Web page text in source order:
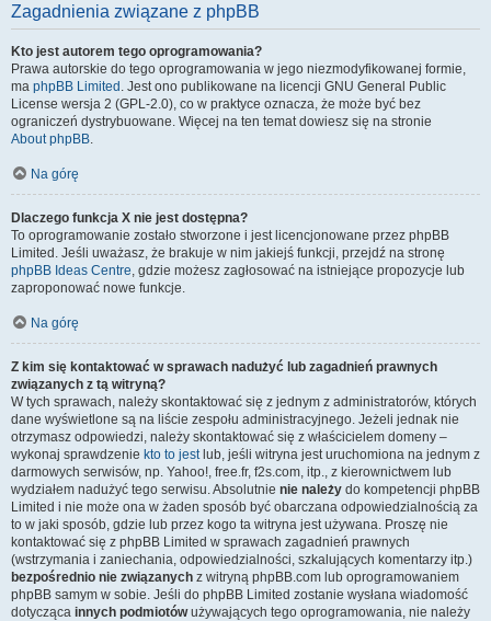
Zagadnienia związane z phpBB
Kto jest autorem tego oprogramowania?
Prawa autorskie do tego oprogramowania w jego niezmodyfikowanej formie,
ma phpBB Limited . Jest ono publikowane na licencji GNU General Public
License wersja 2 (GPL-2.0), co w praktyce oznacza, że może być bez
ograniczeń dystrybuowane. Więcej na ten temat dowiesz się na stronie
About phpBB.
Na górę
Dlaczego funkcja X nie jest dostępna?
To oprogramowanie zostało stworzone i jest licencjonowane przez phpBB
Limited. Jeśli uważasz, że brakuje w nim jakiejś funkcji, przejdź na stronę
phpBB Ideas Centre, gdzie możesz zagłosować na istniejące propozycje lub
zaproponować nowe funkcje.
Na górę
Z kim się kontaktować w sprawach nadużyć lub zagadnień prawnych
związanych z tą witryną?
W tych sprawach, należy skontaktować się z jednym z administratorów, których
dane wyświetlone są na liście zespołu administracyjnego. Jeżeli jednak nie
otrzymasz odpowiedzi, należy skontaktować się z właścicielem domeny –
wykonaj sprawdzenie kto to jestlub, jeśli witryna jest uruchomiona na jednym z
darmowych serwisów, np. Yahoo!, free.fr, f2s.com, itp., z kierownictwem lub
wydziałem nadużyć tego serwisu. Absolutnie nie należy do kompetencji phpBB
Limited i nie może ona w żaden sposób być obarczana odpowiedzialnością za
to w jaki sposób, gdzie lub przez kogo ta witryna jest używana. Proszę nie
kontaktować się z phpBB Limited w sprawach zagadnień prawnych
(wstrzymania i zaniechania, odpowiedzialności, szkalujących komentarzy itp.)
bezpośrednio nie związanych z witryną phpBB.com lub oprogramowaniem
phpBB samym w sobie. Jeśli do phpBB Limited zostanie wysłana wiadomość
dotycząca innych podmiotówużywających tego oprogramowania, nie należy